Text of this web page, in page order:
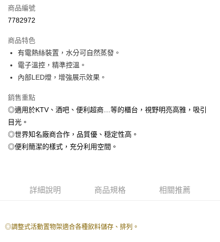
LINE Pay
街口支付
悠遊付
相關說明
【關於「AFTEE先享後付」】
AFTEE先享後付是「在收到商品之後才付款」的支付方式。 讓您購物簡單
便利好安心！
１．簡單：不需註冊會員、不需綁卡、不需儲值。
２．便利：只要手機號碼，簡訊認證，即可結帳。
結帳頁面，進行簡訊認證並確認金額後，即可完成結帳。
※ 請注意：結帳手續完成當下不需立刻繳費，但若您需要取消訂單，請聯絡
運送方式
宅配(請注意配件不含在免運內)
免運費
商品編號
7782972
商品特色
有電熱絲裝置，水分可自然蒸發。
電子溫控，精準控溫。
內部LED燈，增強展示效果。
銷售重點
◎適用於KTV、酒吧、便利超商…等的櫃台，視野明亮高雅，吸引
目光。
◎世界知名廠商合作，品質優、穏定性高。
◎便利簡潔的樣式，充分利用空間。
詳細說明 商品規格 相關推薦
◎調整式活動置物架適合各種飲料儲存、排列。